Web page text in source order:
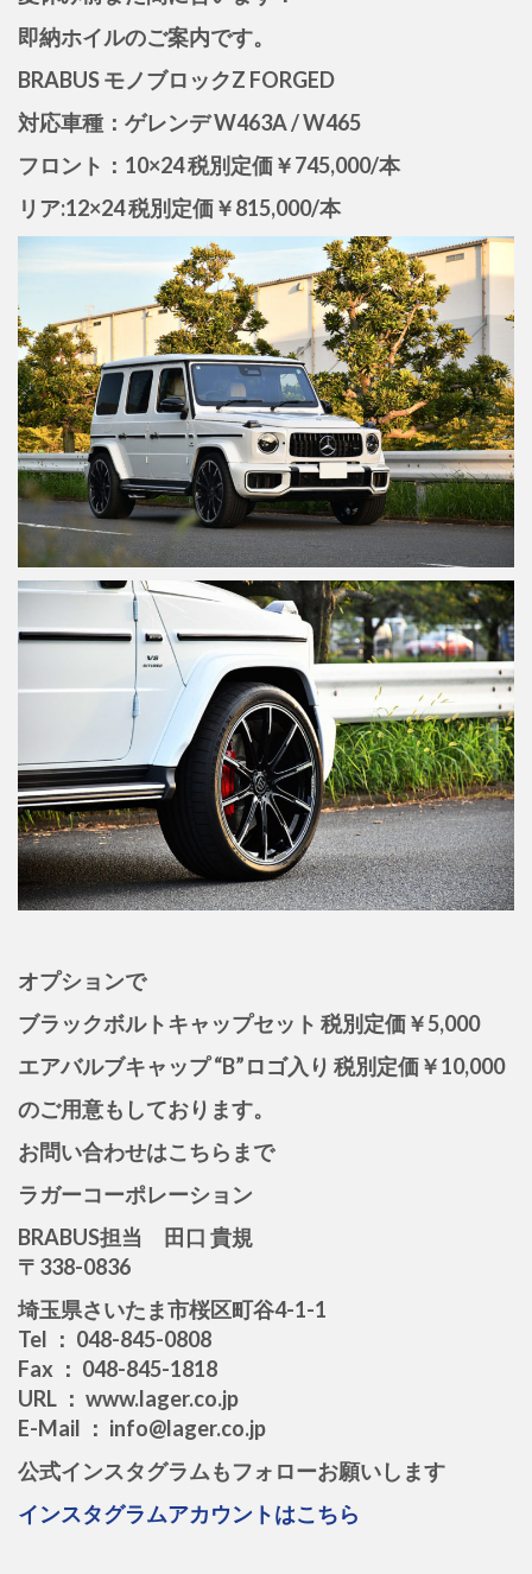
即納ホイルのご案内です。
BRABUS モノブロックZ FORGED
対応車種：ゲレンデ W463A / W465
フロント：10×24 税別定価￥745,000/本
リア:12×24 税別定価￥815,000/本
オプションで
ブラックボルトキャップセット 税別定価￥5,000
エアバルブキャップ “B”ロゴ入り 税別定価￥10,000
のご用意もしております。
お問い合わせはこちらまで
ラガーコーポレーション
BRABUS担当 田口 貴規
〒338-0836
埼玉県さいたま市桜区町谷4-1-1
Tel ： 048-845-0808
Fax ： 048-845-1818
URL ： www.lager.co.jp
E-Mail ： info@lager.co.jp
公式インスタグラムもフォローお願いします
インスタグラムアカウントはこちら